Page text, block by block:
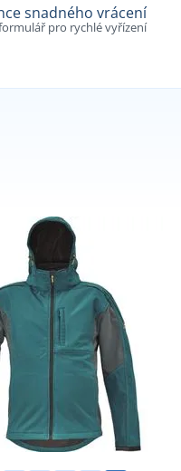
snadného vrácení
pro rychlé vyřízení